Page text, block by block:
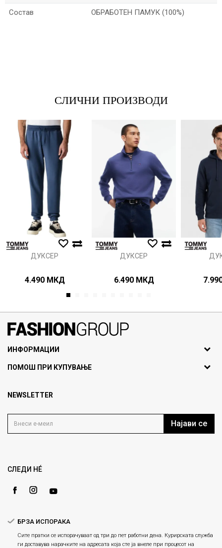
Состав ОБРАБОТЕН ПАМУК (100%)
Порака
Анти спам заштита - пресметајте колку е 6 - 1 :
ИСПРАТИ
СЛИЧНИ ПРОИЗВОДИ
ДУКСЕР
4.490 МКД
ДУКСЕР
6.490 МКД
1
ИНФОРМАЦИИ
За нас
Продавници
Блог
Gift Card
ПОМОШ ПРИ КУПУВАЊЕ
Политика на приватност
Како да купите
Замена и рефундација на производи
NEWSLETTER
Најави се
СЛЕДИ НÉ
БРЗА ИСПОРАКА
Сите пратки се испорачуваат од три до пет работни дена. Курирската служба
ги доставува нарачките на адресата која сте ја внеле при процесот на